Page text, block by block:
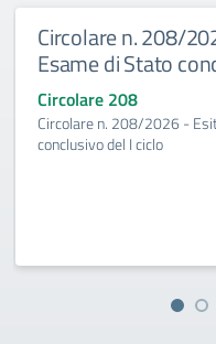
Circolare n. 208/
Esame di Stato
Circolare 208
Circolare n. 208/2026 -
conclusivo del I ciclo